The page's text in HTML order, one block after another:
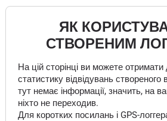
ЯК
СТВОРЕНИМ
На цій сторінці ви можете
статистику відвідувань
тут немає інформації, значить, на
ніхто не переходив.
Для коротких посилань і GPS-